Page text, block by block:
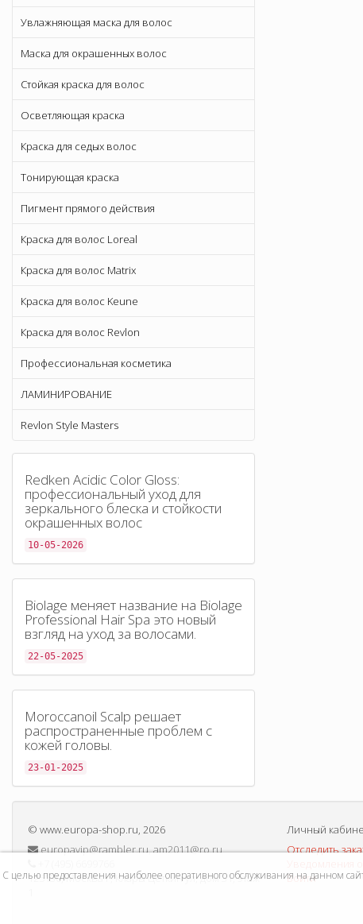
Увлажняющая маска для волос
Маска для окрашенных волос
Стойкая краска для волос
Осветляющая краска
Краска для седых волос
Тонирующая краска
Пигмент прямого действия
Краска для волос Loreal
Краска для волос Matrix
Краска для волос Keune
Краска для волос Revlon
Профессиональная косметика
ЛАМИНИРОВАНИЕ
Revlon Style Masters
Redken Acidic Color Gloss:
профессиональный уход для
зеркального блеска и стойкости
окрашенных волос
10-05-2026
Biolage меняет название на Biolage
Professional Hair Spa это новый
взгляд на уход за волосами.
22-05-2025
Moroccanoil Scalp решает
распространенные проблем с
кожей головы.
23-01-2025
© www.europa-shop.ru, 2026
europavip@rambler.ru, am2011@ro.ru
125130, Москва г, Клары Цеткин ул, дом 31, этаж
Личный
Отследить
Войти
С целью предоставления наиболее оперативного обслуживания на данном